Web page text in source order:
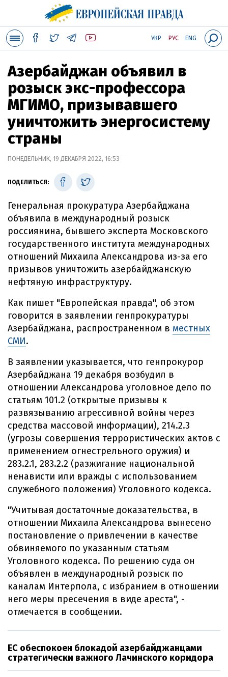
УКР РУС ENG
Азербайджан объявил в
розыск экс-профессора
МГИМО, призывавшего
уничтожить энергосистему
страны
ПОНЕДЕЛЬНИК, 19 ДЕКАБРЯ 2022, 16:53
ПОДЕЛИТЬСЯ:
Генеральная прокуратура Азербайджана
объявила в международный розыск
россиянина, бывшего эксперта Московского
государственного института международных
отношений Михаила Александрова из-за его
призывов уничтожить азербайджанскую
нефтяную инфраструктуру.
Как пишет "Европейская правда", об этом
говорится в заявлении генпрокуратуры
Азербайджана, распространенном в местных
СМИ.
В заявлении указывается, что генпрокурор
Азербайджана 19 декабря возбудил в
отношении Александрова уголовное дело по
статьям 101.2 (открытые призывы к
развязыванию агрессивной войны через
средства массовой информации), 214.2.3
(угрозы совершения террористических актов с
применением огнестрельного оружия) и
283.2.1, 283.2.2 (разжигание национальной
ненависти или вражды с использованием
служебного положения) Уголовного кодекса.
"Учитывая достаточные доказательства, в
отношении Михаила Александрова вынесено
постановление о привлечении в качестве
обвиняемого по указанным статьям
Уголовного кодекса. По решению суда он
объявлен в международный розыск по
каналам Интерпола, с избранием в отношении
него меры пресечения в виде ареста", -
отмечается в сообщении.
ЕС обеспокоен блокадой азербайджанцами
стратегически важного Лачинского коридора